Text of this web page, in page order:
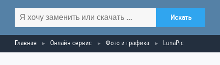
Главная Онлайн сервис Фото и графика LunaPic